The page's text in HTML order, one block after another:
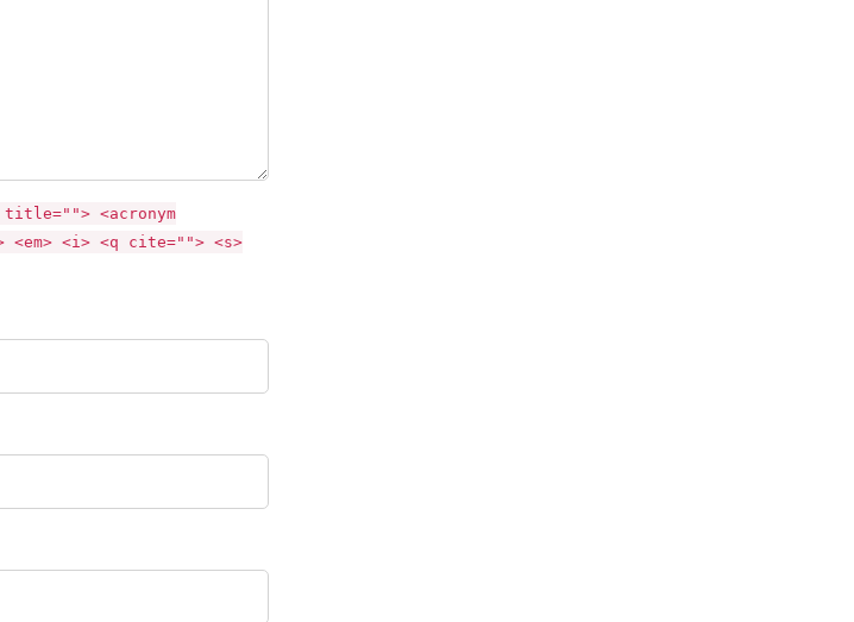
<acronym
<i> <q cite=""> <s>